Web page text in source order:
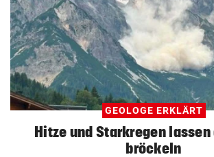
GEOLOGE ERKLÄRT
Hitze und Starkregen lassen
bröckeln